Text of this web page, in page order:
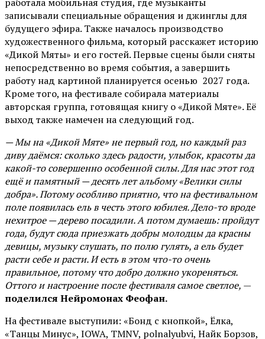
записывали специальные обращения и джинглы для
будущего эфира. Также началось производство
художественного фильма, который расскажет историю
«Дикой Мяты» и его гостей. Первые сцены были сняты
непосредственно во время события, а завершить
работу над картиной планируется осенью 2027 года.
Кроме того, на фестивале собирала материалы
авторская группа, готовящая книгу о «Дикой Мяте». Её
выход также намечен на следующий год.
— Мы на «Дикой Мяте» не первый год, но каждый раз
диву даёмся: сколько здесь радости, улыбок, красоты да
какой-то совершенно особенной силы. Для нас этот год
ещё и памятный — десять лет альбому «Велики силы
добра». Потому особливо приятно, что на фестивальном
поле появилась ель в честь этого юбилея. Дело-то вроде
нехитрое — дерево посадили. А потом думаешь: пройдут
года, будут сюда приезжать добры молодцы да красны
девицы, музыку слушать, по полю гулять, а ель будет
расти себе и расти. И есть в этом что-то очень
правильное, потому что добро должно укореняться.
Оттого и настроение после фестиваля самое светлое, —
поделился Нейромонах Феофан.
На фестивале выступили: «Бонд с кнопкой», Ёлка,
«Танцы Минус», IOWA, TMNV, polnalyubvi, Найк Борзов,